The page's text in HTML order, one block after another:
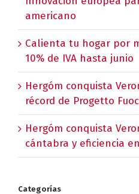
americano
Calienta tu hogar por
10% de IVA hasta junio
Hergóm conquista
récord de Progetto
Hergóm conquista
cántabra y eficiencia
Categorías